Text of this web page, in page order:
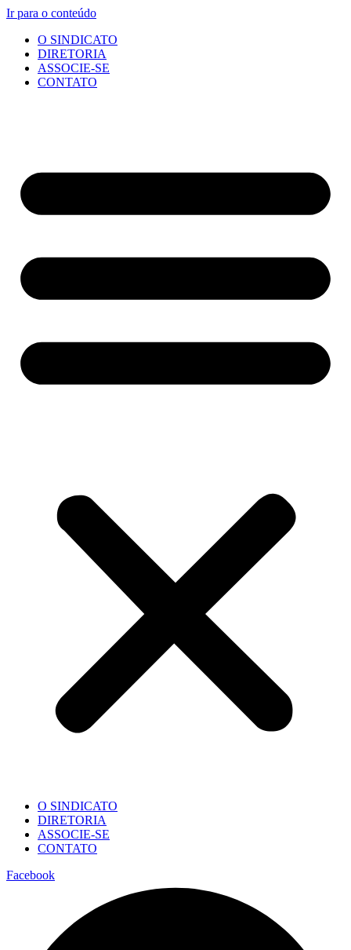
Ir para o conteúdo
O SINDICATO
DIRETORIA
ASSOCIE-SE
CONTATO
O SINDICATO
DIRETORIA
ASSOCIE-SE
CONTATO
Facebook